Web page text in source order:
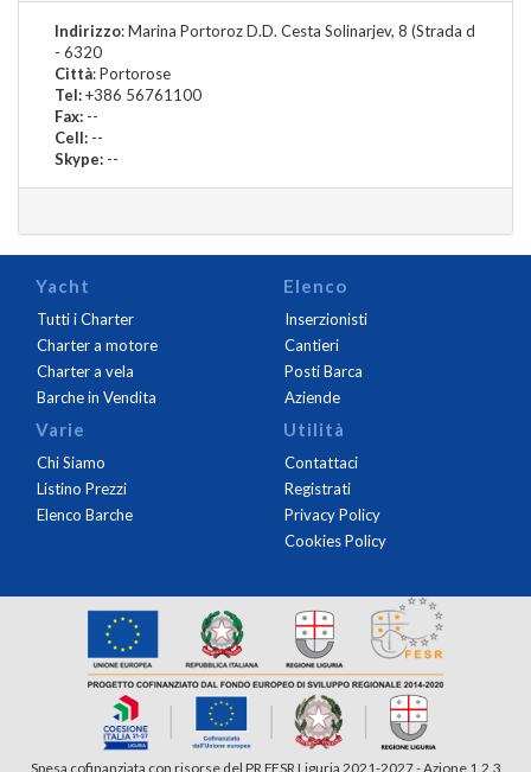
Indirizzo: Marina Portoroz D.D. Cesta Solinarjev, 8 (Strada d
- 6320
Città: Portorose
Tel:+386 56761100
Fax: --
Cell: --
Skype: --
Yacht
Tutti i Charter
Charter a motore
Charter a vela
Barche in Vendita
Elenco
Inserzionisti
Cantieri
Posti Barca
Aziende
Varie
Chi Siamo
Listino Prezzi
Elenco Barche
Utilità
Contattaci
Registrati
Privacy Policy
Cookies Policy
Spesa cofinanziata con risorse del PR FESR Liguria 2021-2027 - Azione 1.2.3